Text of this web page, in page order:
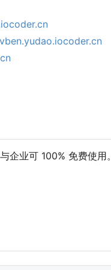
企业可 100% 免费使用。